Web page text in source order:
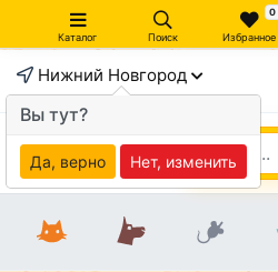
Каталог Поиск
0
Избранное
Нижний Новгород
Вы тут?
Да, верно Нет, изменить